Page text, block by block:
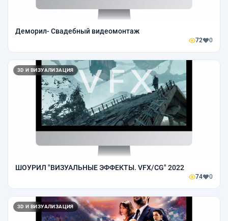
Деморил- Свадебный видеомонтаж
72 0
3D И ВИЗУАЛИЗАЦИЯ
ШОУРИЛ "ВИЗУАЛЬНЫЕ ЭФФЕКТЫ. VFX/CG" 2022
74 0
3D И ВИЗУАЛИЗАЦИЯ